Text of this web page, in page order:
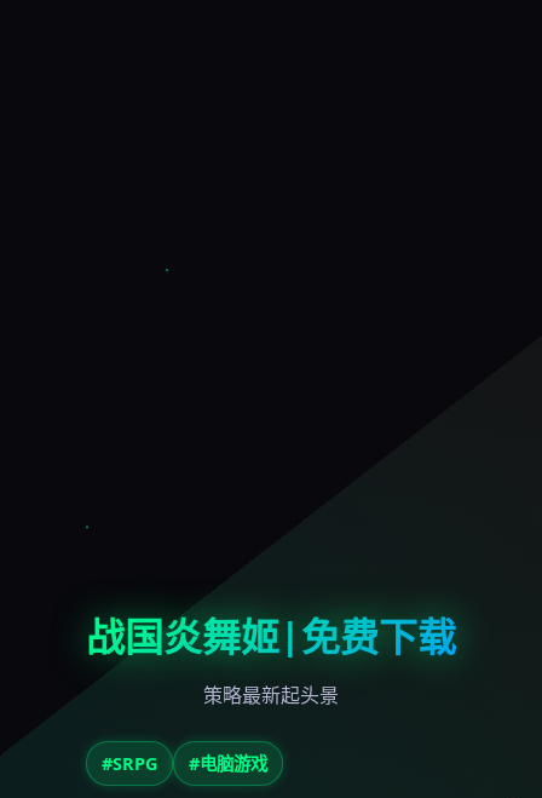
战国炎舞姬|免费下载
策略最新起头景
#SRPG #电脑游戏